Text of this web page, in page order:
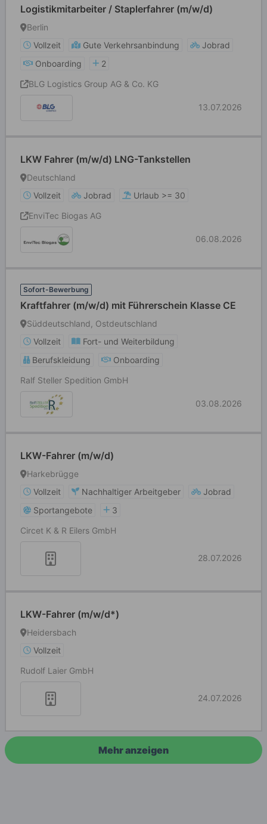
Logistikmitarbeiter / Staplerfahrer (m/w/d)
Berlin
Vollzeit
Gute Verkehrsanbindung
Jobrad
Onboarding
2
BLG Logistics Group AG & Co. KG
13.07.2026
LKW Fahrer (m/w/d) LNG-Tankstellen
Deutschland
Vollzeit
Jobrad
Urlaub >= 30
EnviTec Biogas AG
06.08.2026
Sofort-Bewerbung
Kraftfahrer (m/w/d) mit Führerschein Klasse CE
Süddeutschland, Ostdeutschland
Vollzeit
Fort- und Weiterbildung
Berufskleidung
Onboarding
Ralf Steller Spedition GmbH
03.08.2026
LKW-Fahrer (m/w/d)
Harkebrügge
Vollzeit
Nachhaltiger Arbeitgeber
Jobrad
Sportangebote
3
Circet K & R Eilers GmbH
28.07.2026
LKW-Fahrer (m/w/d*)
Heidersbach
Vollzeit
Rudolf Laier GmbH
24.07.2026
Mehr anzeigen